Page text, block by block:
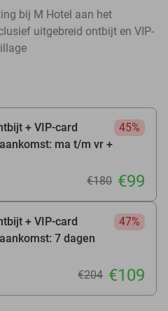
bij M Hotel aan het
uitgebreid ontbijt en VIP-
+ VIP-card
ma t/m vr +
45%
€180 €99
+ VIP-card
7 dagen
47%
€204 €109